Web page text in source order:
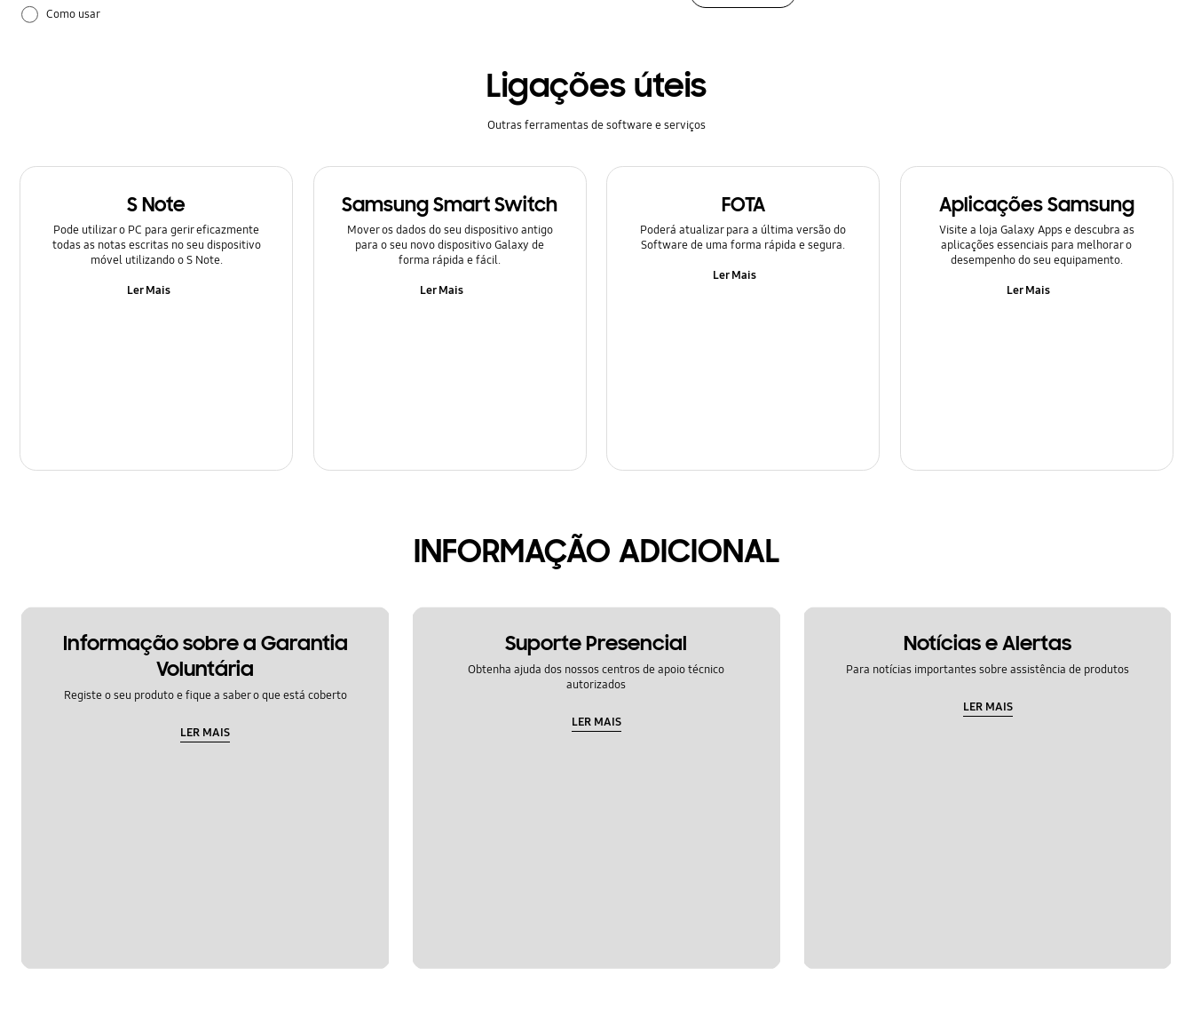
Como usar
Ligações úteis
Outras ferramentas de software e serviços
S Note
Pode utilizar o PC para gerir eficazmente
todas as notas escritas no seu dispositivo
móvel utilizando o S Note.
Ler Mais
Samsung Smart Switch
Mover os dados do seu dispositivo antigo
para o seu novo dispositivo Galaxy de
forma rápida e fácil.
Ler Mais
FOTA
Poderá atualizar para a última versão do
Software de uma forma rápida e segura.
Ler Mais
Aplicações Samsung
Visite a loja Galaxy Apps e descubra as
aplicações essenciais para melhorar o
desempenho do seu equipamento.
Ler Mais
INFORMAÇÃO ADICIONAL
Informação sobre a Garantia
Voluntária
Registe o seu produto e fique a saber o que está coberto
LER MAIS
Suporte Presencial
Obtenha ajuda dos nossos centros de apoio técnico
autorizados
LER MAIS
Notícias e Alertas
Para notícias importantes sobre assistência de produtos
LER MAIS